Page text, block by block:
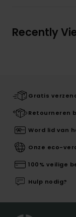
Recently
Gratis
Retourneren
Word lid van
Onze eco-
100% veilige
Hulp nodig?